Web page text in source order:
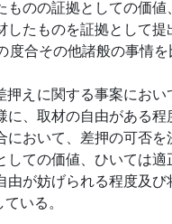
のの証拠としての価
たものを証拠として
合その他諸般の事情
えに関する事案にお
、取材の自由がある程
おいて、差押の可否
ての価値、ひいては
が妨げられる程度及
いる。